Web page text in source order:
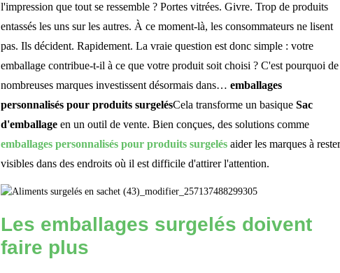
Vous est-il déjà arrivé de vous retrouver devant un rayon de surgelés et d'avoir
l'impression que tout se ressemble ? Portes vitrées. Givre. Trop de produits
entassés les uns sur les autres. À ce moment-là, les consommateurs ne lisent
pas. Ils décident. Rapidement. La vraie question est donc simple : votre
emballage contribue-t-il à ce que votre produit soit choisi ? C'est pourquoi de
nombreuses marques investissent désormais dans…emballages
personnalisés pour produits surgelésCela transforme un basiqueSac
d'emballageen un outil de vente. Bien conçues, des solutions comme
emballages personnalisés pour produits surgelésaider les marques à rester
visibles dans des endroits où il est difficile d'attirer l'attention.
Les emballages surgelés doivent